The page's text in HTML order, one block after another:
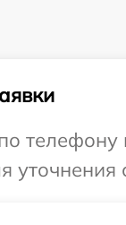
телефону
уточнения